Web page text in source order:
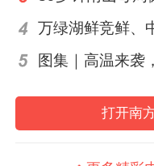
戏玩家、动漫爱
返，积极参与互
“这个展会是个大
打开南